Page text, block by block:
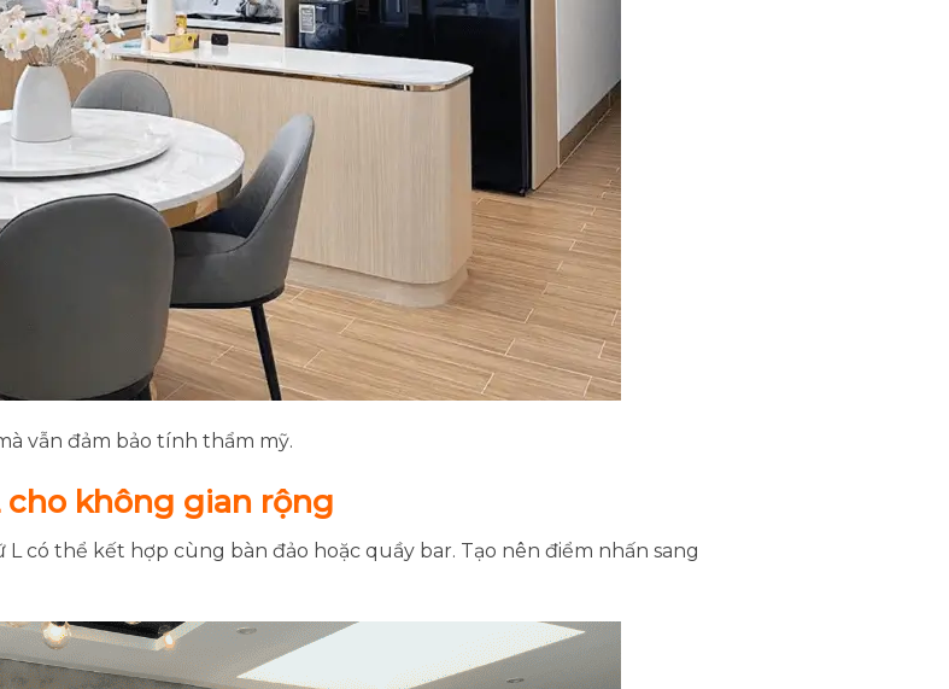
vẫn đảm bảo tính thẩm mỹ.
không gian rộng
có thể kết hợp cùng bàn đảo hoặc quầy bar. Tạo nên điểm nhấn sang